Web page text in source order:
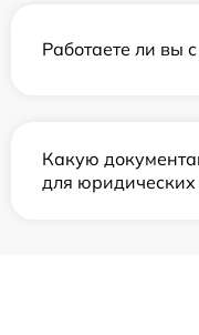
Работаете ли вы
Какую
для юридических